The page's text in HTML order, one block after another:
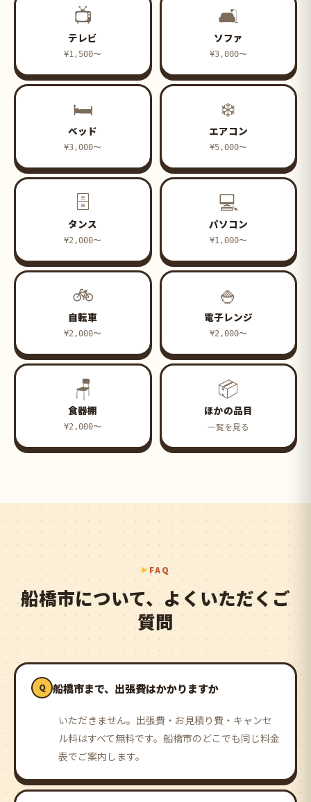
📺
テレビ
¥1,500〜
🛋
ソファ
¥3,000〜
🛏
ベッド
¥3,000〜
❄️
エアコン
¥5,000〜
🗄
タンス
¥2,000〜
💻
パソコン
¥1,000〜
🚲
自転車
¥2,000〜
🍚
電子レンジ
¥2,000〜
🪑
食器棚
¥2,000〜
📦
ほかの品目
一覧を見る
FAQ
船橋市について、よくいただくご
質問
船橋市まで、出張費はかかりますか
いただきません。出張費・お見積り費・キャンセ
ル料はすべて無料です。船橋市のどこでも同じ料金
表でご案内します。